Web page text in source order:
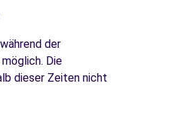
der
Die
dieser Zeiten nicht